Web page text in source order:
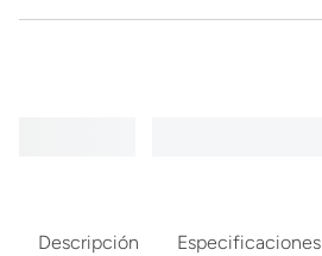
Descripción Especificaciones